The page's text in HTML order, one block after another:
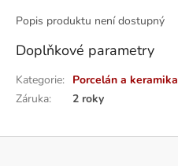
Popis produktu není dostupný
Doplňkové parametry
Kategorie: Porcelán a keramika
Záruka: 2 roky
Z